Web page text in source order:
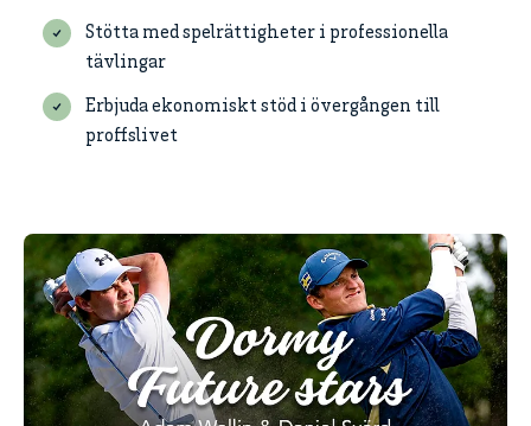
Stötta med spelrättigheter i professionella
tävlingar
Erbjuda ekonomiskt stöd i övergången till
proffslivet